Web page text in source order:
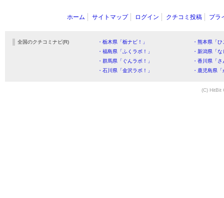
ホーム サイトマップ ログイン クチコミ投稿 プラ
全国のクチコミナビ(R) ・栃木県「栃ナビ！」
・熊本県「
・福島県「ふくラボ！」
・新潟県「
・群馬県「ぐんラボ！」
・香川県「
・石川県「金沢ラボ！」
・鹿児島県
(C) HitBit